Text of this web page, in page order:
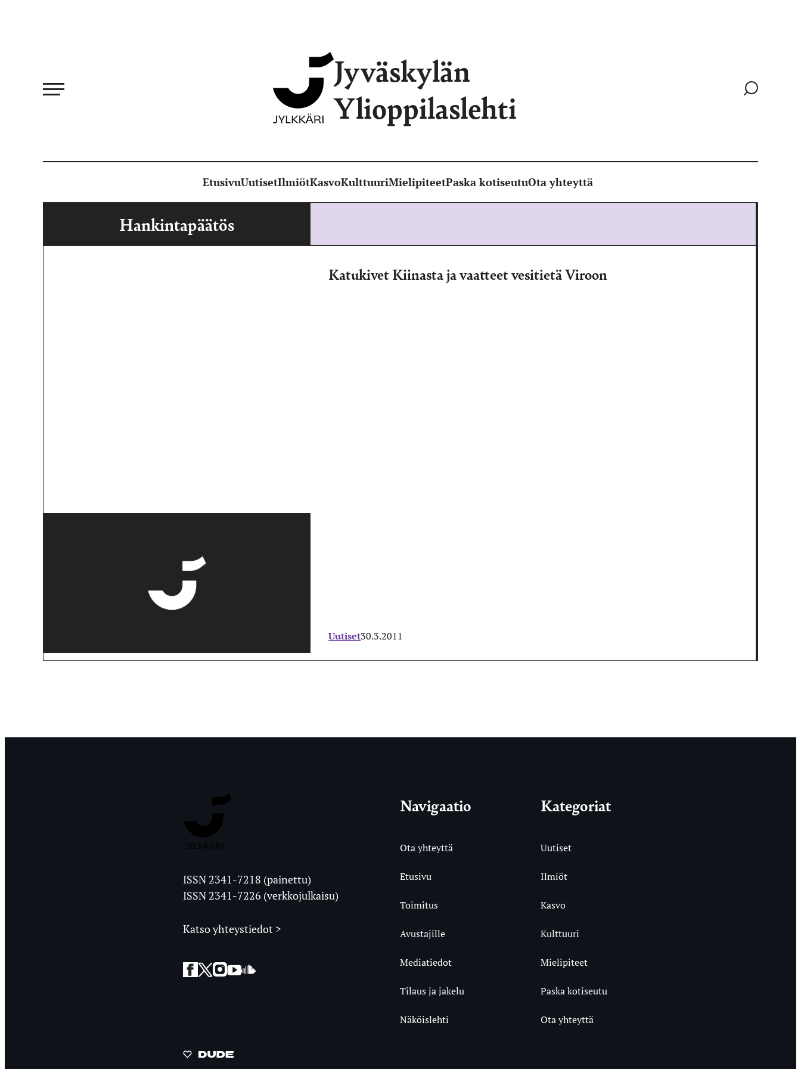
Jyväskylän
Ylioppilaslehti
Siirry
EtusivuUutisetIlmiötKasvoKulttuuriMielipiteetPaska kotiseutuOta yhteyttä
Hankintapäätös
Katukivet Kiinasta ja vaatteet vesitietä Viroon
Uutiset30.3.2011
Ylioppilaslehti
ISSN 2341-7218 (painettu)
ISSN 2341-7226 (verkkojulkaisu)
Katso yhteystiedot >
Facebook
Twitter
Instagram
YouTubeSoundCloud
Navigaatio
Ota yhteyttä
Etusivu
Toimitus
Avustajille
Mediatiedot
Tilaus ja jakelu
Näköislehti
Kategoriat
Uutiset
Ilmiöt
Kasvo
Kulttuuri
Mielipiteet
Paska kotiseutu
Ota yhteyttä